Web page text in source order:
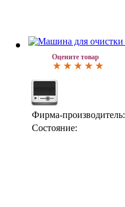
Оцените товар
Фирма-производитель:
Состояние: